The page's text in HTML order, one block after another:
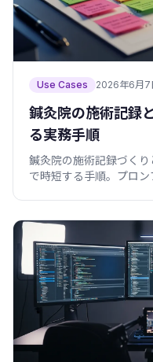
Use Cases 2026年6月7
鍼灸院の施術記録
る実務手順
鍼灸院の施術記録づく
で時短する手順。プロ